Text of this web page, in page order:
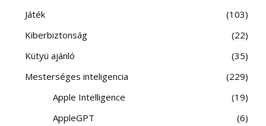
Játék
103
Kiberbiztonság
22
Kütyü ajánló
35
Mesterséges inteligencia
229
Apple Intelligence
19
AppleGPT
6